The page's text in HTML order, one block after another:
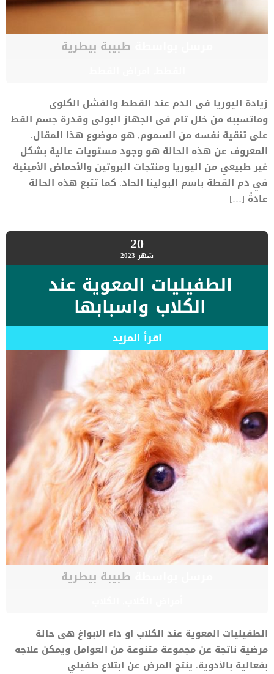
طبيبة بيطرية
زيادة اليوريا فى الدم عند القطط والفشل الكلوى
وماتسببه من خلل تام فى الجهاز البولى وقدرة جسم القط
على تنقية نفسه من السموم, هو موضوع هذا المقال.
المعروف عن هذه الحالة هو وجود مستويات عالية بشكل
غير طبيعي من اليوريا ومنتجات البروتين والأحماض الأمينية
في دم القطة باسم البولينا الحاد. كما تتبع هذه الحالة
عادةً […]
20شهر 2023
الطفيليات المعوية عند
الكلاب واسبابها
اقرأ المزيد
طبيبة بيطرية
الطفيليات المعوية عند الكلاب او داء الابواغ هى حالة
مرضية ناتجة عن مجموعة متنوعة من العوامل ويمكن علاجه
بفعالية بالأدوية. ينتج المرض عن ابتلاع طفيلي